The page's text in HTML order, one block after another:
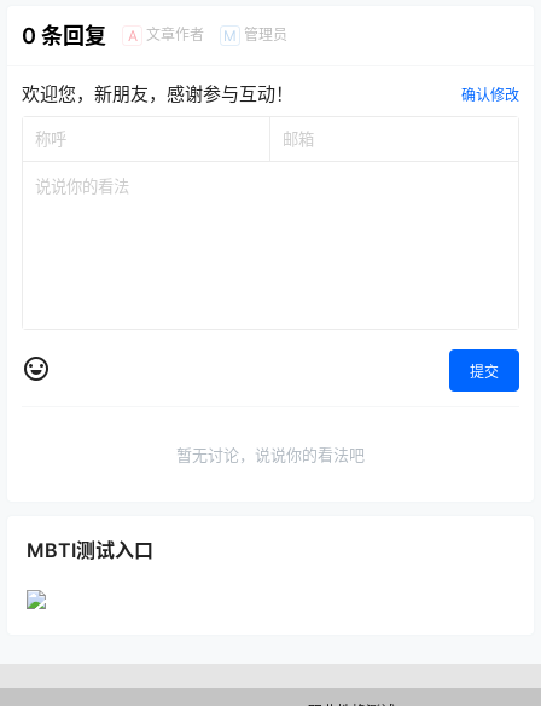
0 条回复 A 文章作者 M 管理员
欢迎您，新朋友，感谢参与互动！ 确认修改
提交
暂无讨论，说说你的看法吧
MBTI测试入口